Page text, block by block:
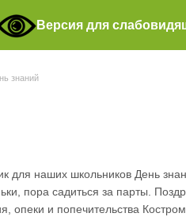
Версия для
знаний
для наших школьников День
пора садиться за парты.
опеки и попечительства